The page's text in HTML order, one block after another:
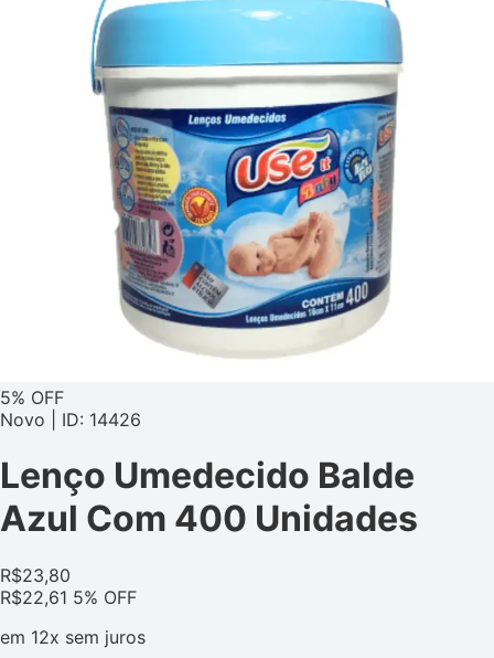
5% OFF
Novo | ID: 14426
Lenço Umedecido Balde
Azul Com 400 Unidades
R$23,80
R$22,61 5% OFF
em 12x sem juros